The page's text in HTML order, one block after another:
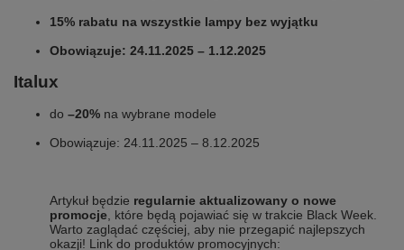
15% rabatu na wszystkie lampy bez wyjątku
Obowiązuje: 24.11.2025 – 1.12.2025
Italux
do –20% na wybrane modele
Obowiązuje: 24.11.2025 – 8.12.2025
Artykuł będzie regularnie aktualizowany o nowe
promocje , które będą pojawiać się w trakcie Black Week.
Warto zaglądać częściej, aby nie przegapić najlepszych
okazji! Link do produktów promocyjnych: